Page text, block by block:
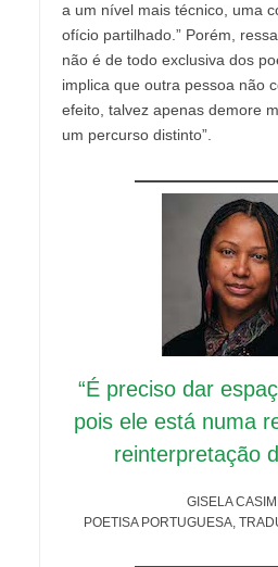
a um nível mais técnico, uma
ofício partilhado.” Porém,
não é de todo exclusiva dos
implica que outra pessoa não
efeito, talvez apenas demore
um percurso distinto”.
“É preciso dar
pois ele está numa
reinterpretação
GISELA
POETISA PORTUGUESA,